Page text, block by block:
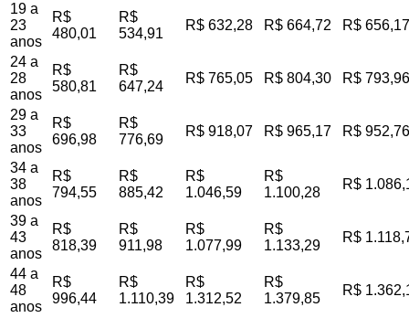
19 a
23
anos
R$
480,01
R$
534,91
R$ 632,28 R$ 664,72 R$ 656,17
24 a
28
anos
R$
580,81
R$
647,24
R$ 765,05 R$ 804,30 R$ 793,96
29 a
33
anos
R$
696,98
R$
776,69
R$ 918,07 R$ 965,17 R$ 952,76
34 a
38
anos
R$
794,55
R$
885,42
R$
1.046,59
R$
1.100,28
R$
39 a
43
anos
R$
818,39
R$
911,98
R$
1.077,99
R$
1.133,29
R$
44 a
48
anos
R$
996,44
R$
1.110,39
R$
1.312,52
R$
1.379,85
R$